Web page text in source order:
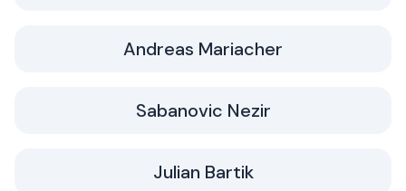
Andreas Mariacher
Sabanovic Nezir
Julian Bartik